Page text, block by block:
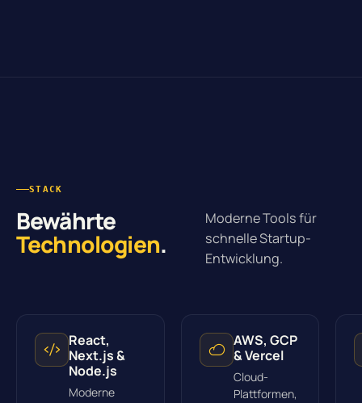
STACK
Bewährte
Technologien.
Moderne Tools für
schnelle Startup-
Entwicklung.
React,
Next.js &
Node.js
Moderne
AWS, GCP
& Vercel
Cloud-
Plattformen,